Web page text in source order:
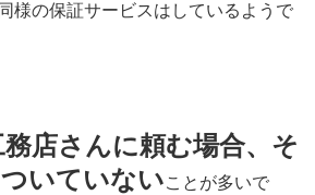
様の保証サービスはしているようで
務店さんに頼む場合、そ
いていないことが多いで